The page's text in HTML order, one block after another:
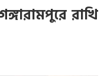
রাখি